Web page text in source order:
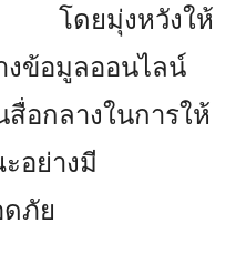
โดยมุ่งหวังให้
งข้อมูลออนไลน์
อกลางในการให้
อย่างมี
ภัย